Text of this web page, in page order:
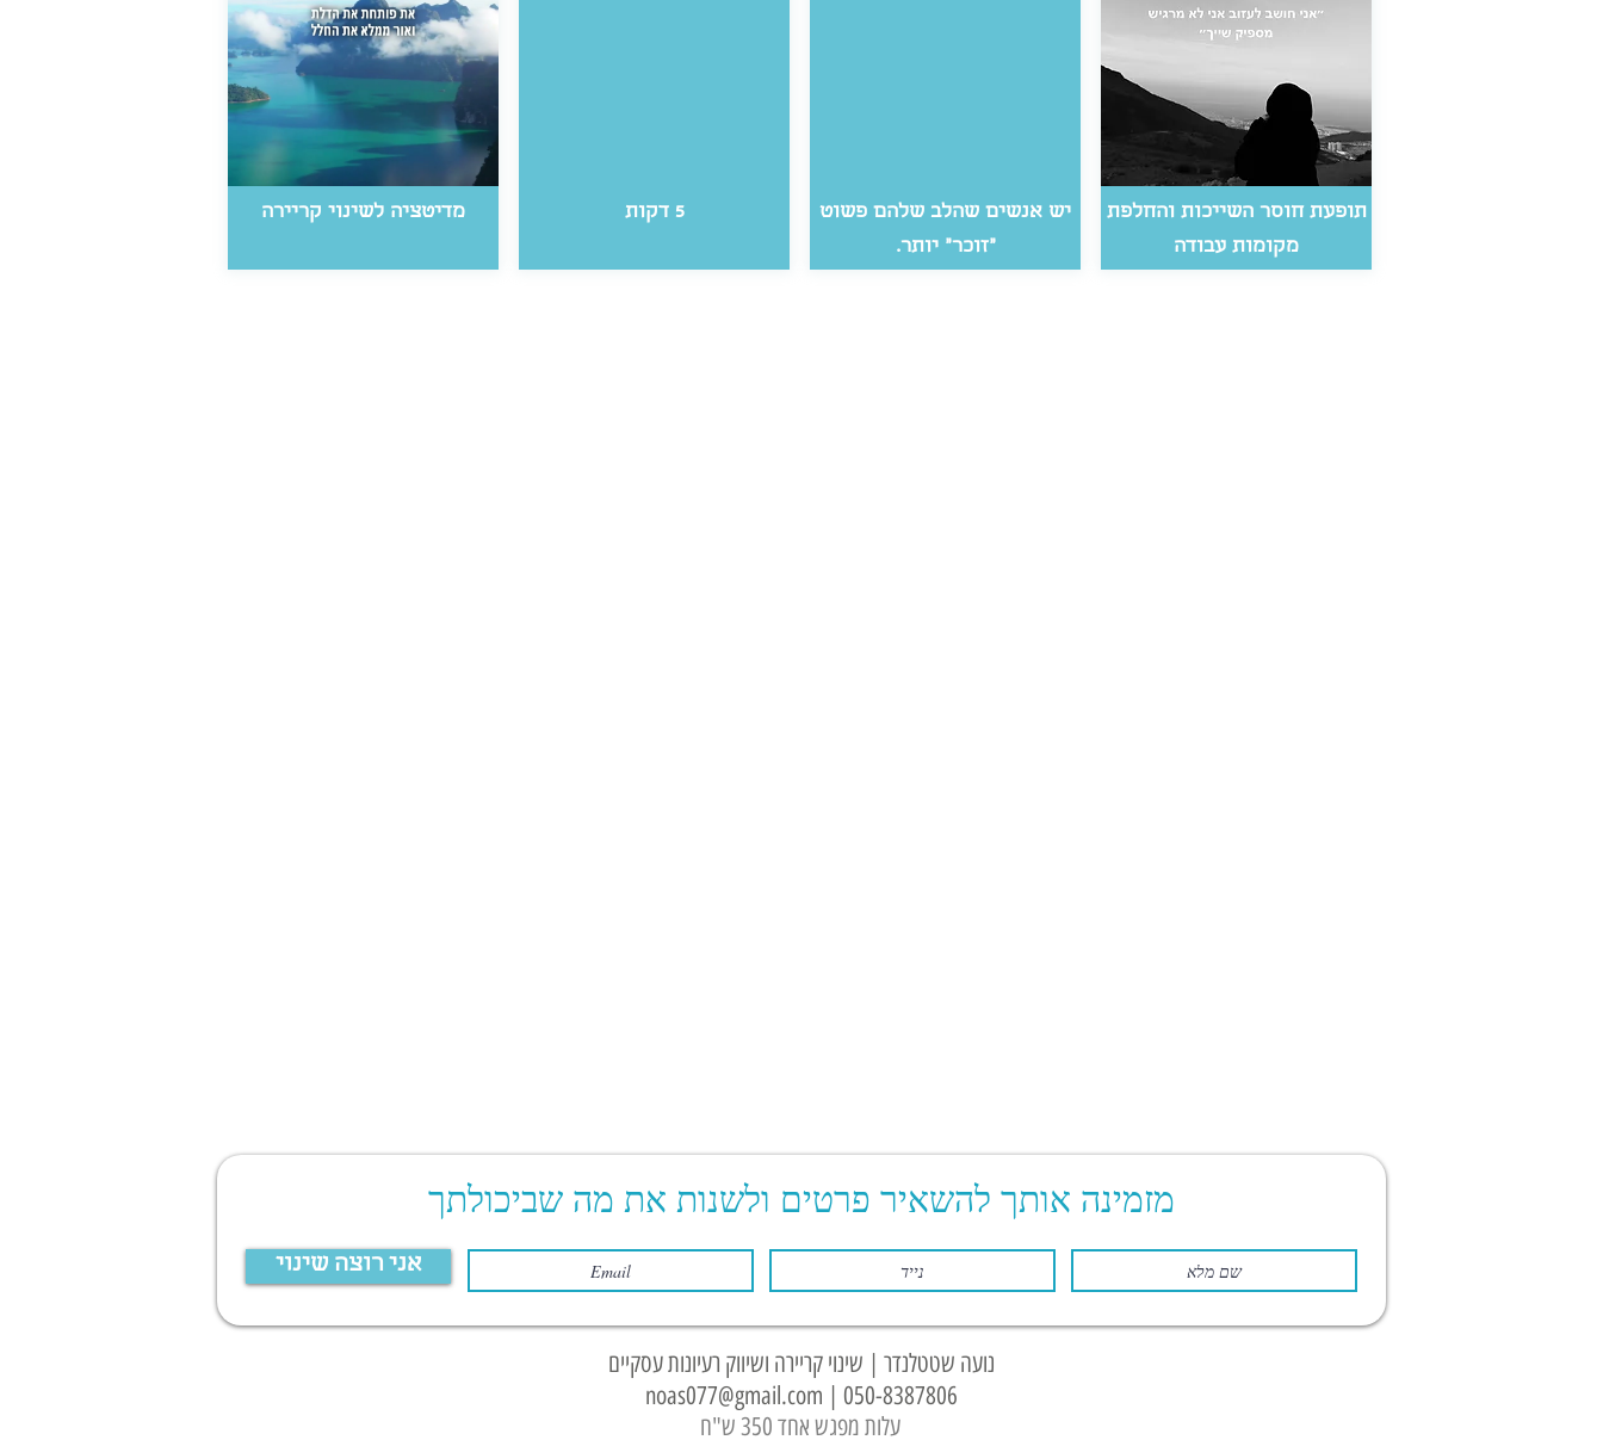
תופעת חוסר השייכות והחלפת
מקומות עבודה
יש אנשים שהלב שלהם פשוט
״זוכר״ יותר.
5 דקות מדיטציה לשינוי קריירה
מזמינה אותך להשאיר פרטים ולשנות את מה שביכולתך
אני רוצה שינוי
נועה שטטלנדר | שינוי קריירה ושיווק רעיונות עסקיים
050-8387806
|
noas077@gmail.com
עלות מפגש אחד 350 ש"ח